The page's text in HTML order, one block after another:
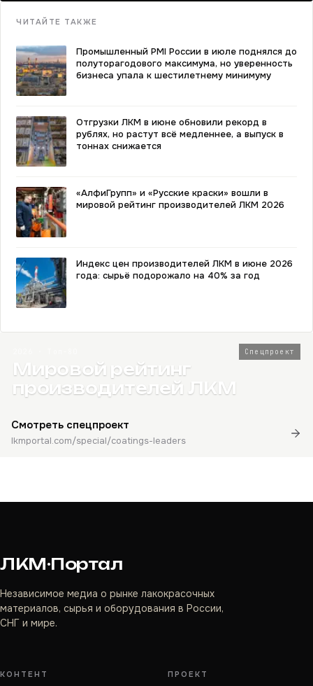
ЧИТАЙТЕ ТАКЖЕ
Промышленный PMI России в июле поднялся до
полуторагодового максимума, но уверенность
бизнеса упала к шестилетнему минимуму
Отгрузки ЛКМ в июне обновили рекорд в
рублях, но растут всё медленнее, а выпуск в
тоннах снижается
«АлфиГрупп» и «Русские краски» вошли в
мировой рейтинг производителей ЛКМ 2026
Индекс цен производителей ЛКМ в июне 2026
года: сырьё подорожало на 40% за год
Спецпроект
Мировой рейтинг
производителей ЛКМ
Смотреть спецпроект
lkmportal.com/special/coatings-leaders
ЛКМ·Портал
Независимое медиа о рынке лакокрасочных
материалов, сырья и оборудования в России,
СНГ и мире.
КОНТЕНТ ПРОЕКТ